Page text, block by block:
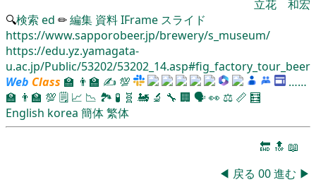
立花 和宏
🔍検索 ed ✏編集 資料IFrame スライド
https://www.sapporobeer.jp/brewery/s_museum/
https://edu.yz.yamagata-
u.ac.jp/Public/53202/53202_14.asp#fig_factory_tour_beer
Web Class 🏫 👨‍🏫 ✍ 💯
……
🏫 👨‍🏫 💯 🗒️ 📈 📉 🏞 🧪 🧬 🚂 🔬 🔧 🏢 🗣️👀 ⚖️ 📏 🧮
English korea 簡体繁体
🔚 🔝 📖
◀ 戻る 00進む ▶